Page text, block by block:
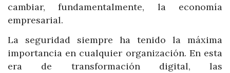
cambiar, fundamentalmente, la economía
empresarial.
La seguridad siempre ha tenido la máxima
importancia en cualquier organización. En esta
era de transformación digital, las